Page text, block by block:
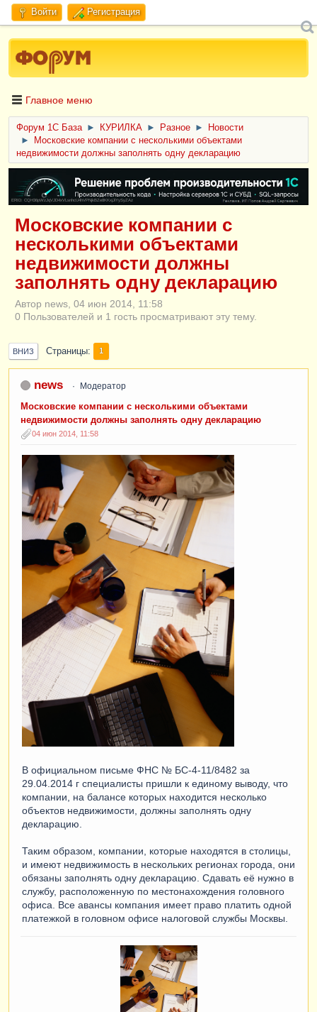
Войти Регистрация
Главное меню
Форум 1C База ► КУРИЛКА ► Разное ►
Новости
►
Московские компании с несколькими объектами
недвижимости должны заполнять одну декларацию
ERID: CQH36pWzJqVJD4xVLsnhcU4hVPNjkBZe8KKxjJiYySyZAz
Московские компании с
несколькими объектами
недвижимости должны
заполнять одну декларацию
Автор news, 04 июн 2014, 11:58
0 Пользователей и 1 гость просматривают эту тему.
ВНИЗ Страницы 1
news Модератор
Московские компании с несколькими объектами
недвижимости должны заполнять одну декларацию
04 июн 2014, 11:58
В официальном письме ФНС № БС-4-11/8482 за
29.04.2014 г специалисты пришли к единому выводу, что
компании, на балансе которых находится несколько
объектов недвижимости, должны заполнять одну
декларацию.
Таким образом, компании, которые находятся в столицы,
и имеют недвижимость в нескольких регионах города, они
обязаны заполнять одну декларацию. Сдавать её нужно в
службу, расположенную по местонахождения головного
офиса. Все авансы компания имеет право платить одной
платежкой в головном офисе налоговой службы Москвы.